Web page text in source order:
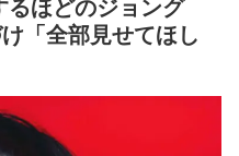
ほどのジョング
「全部見せてほし